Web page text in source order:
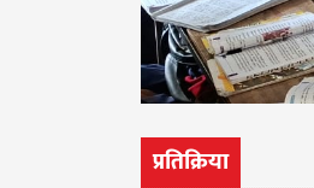
प्रतिक्रिया